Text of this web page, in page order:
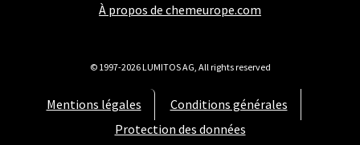
À propos de chemeurope.com
Mentions légales
Conditions générales
Protection des données
© 1997-2026 LUMITOS AG, All rights reserved